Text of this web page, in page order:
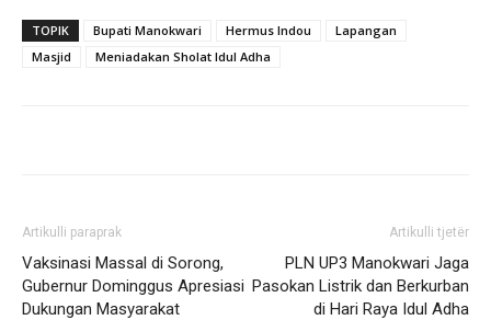
TOPIK Bupati Manokwari Hermus Indou
Lapangan
Masjid
Meniadakan Sholat Idul Adha
Artikulli paraprak
Vaksinasi Massal di Sorong,
Gubernur Dominggus Apresiasi
Dukungan Masyarakat
Artikulli tjetër
PLN UP3 Manokwari Jaga
Pasokan Listrik dan Berkurban
di Hari Raya Idul Adha